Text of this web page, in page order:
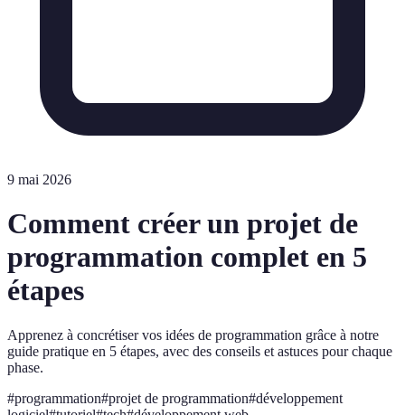
9 mai 2026
Comment créer un projet de
programmation complet en 5
étapes
Apprenez à concrétiser vos idées de programmation grâce à notre
guide pratique en 5 étapes, avec des conseils et astuces pour chaque
phase.
#programmation#projet de programmation#développement